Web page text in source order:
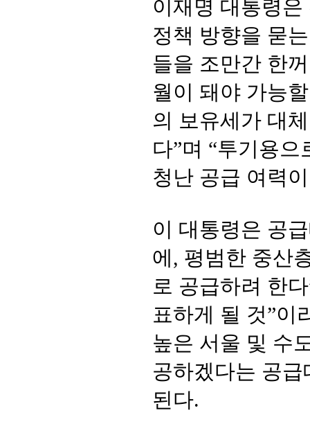
이재명 대통령
정책 방향을 묻
들을 조만간 한
월이 돼야 가능
의 보유세가 대
다”며 “투기용
청난 공급 여력
이 대통령은 공
에, 평범한 중산
로 공급하려 한
표하게 될 것”이
높은 서울 및 수
공하겠다는 공
된다.